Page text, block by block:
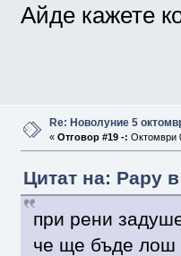
Айде кажете
Re: Новолуние 5
« Отговор #19 -: Октомври
Цитат на: Papy
при рени
че ще бъде лош